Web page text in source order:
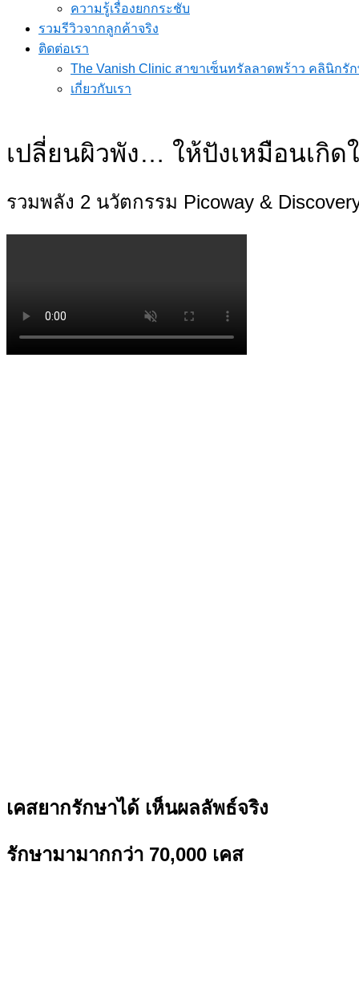
ความรู้เรื่องยกกระชับ
รวมรีวิวจากลูกค้าจริง
ติดต่อเรา
The Vanish Clinic สาขาเซ็นทรัลลาดพร้าว คลินิก
เกี่ยวกับเรา
เปลี่ยนผิวพัง… ให้ปังเหมือนเกิ
เคสยากรักษาได้ เห็นผลลัพธ์จริง
รักษามามากกว่า 70,000 เคส